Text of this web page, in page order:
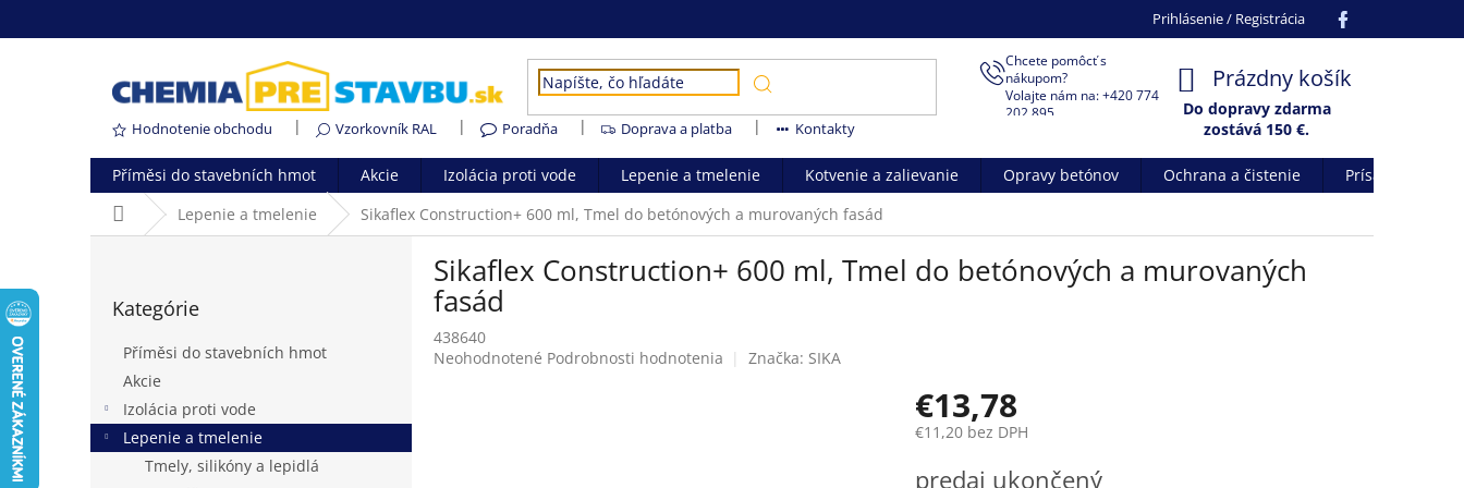
Prihlásenie / Registrácia
Chcete pomôcť s
nákupom?
Volajte nám na: +420 774
202 895
NÁKUPNÝ
KOŠÍK
Prázdny košík
Hodnotenie obchodu Vzorkovník RAL Poradňa Doprava a platba Kontakty
Do dopravy zdarma
zostává 150 €.
Příměsi do stavebních hmot Akcie Izolácia proti vode Lepenie a tmelenie Kotvenie a zalievanie Opravy betónov Ochrana a čistenie
Prísady do
DomovLepenie a tmelenie Sikaflex Construction+ 600 ml, Tmel do betónových a murovaných fasád
kategórie
Kategórie
Příměsi do stavebních hmot
Akcie
Izolácia proti vode
Lepenie a tmelenie
Tmely, silikóny a lepidlá
Sikaflex Construction+ 600 ml, Tmel do betónových a murovaných
fasád
438640
Priemerné
Neohodnotené Podrobnosti hodnotenia Značka: SIKA
€13,78
€11,20 bez DPH
cena:
predaj ukončený